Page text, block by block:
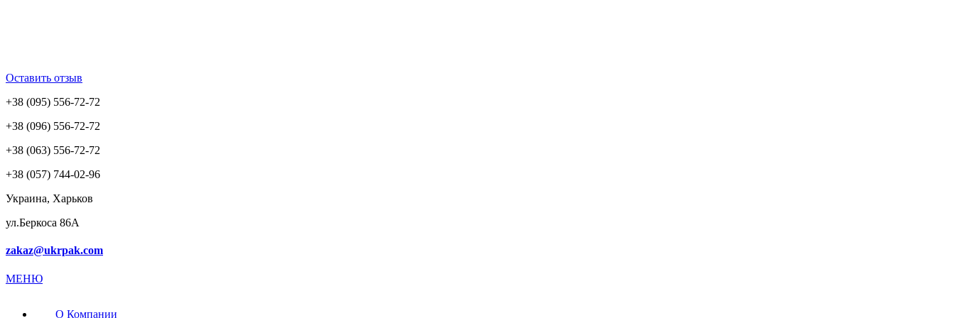
Оставить отзыв
+38 (095) 556-72-72
+38 (096) 556-72-72
+38 (063) 556-72-72
+38 (057) 744-02-96
Украина, Харьков
ул.Беркоса 86А
zakaz@ukrpak.com
МЕНЮ
О Компании